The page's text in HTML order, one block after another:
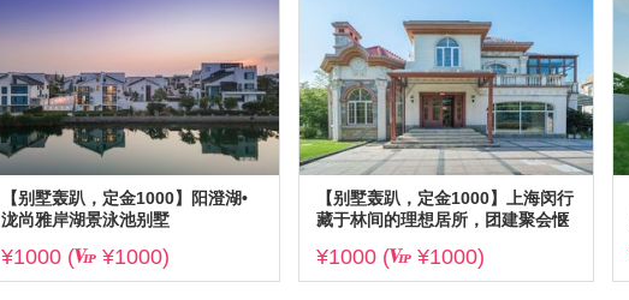
【别墅轰趴，定金1000】阳澄湖•
泷尚雅岸湖景泳池别墅
¥1000 ( ¥1000)
【别墅轰趴，定金1000】上海闵行
藏于林间的理想居所，团建聚会惬
¥1000 ( ¥1000)